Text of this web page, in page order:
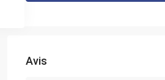
Avis